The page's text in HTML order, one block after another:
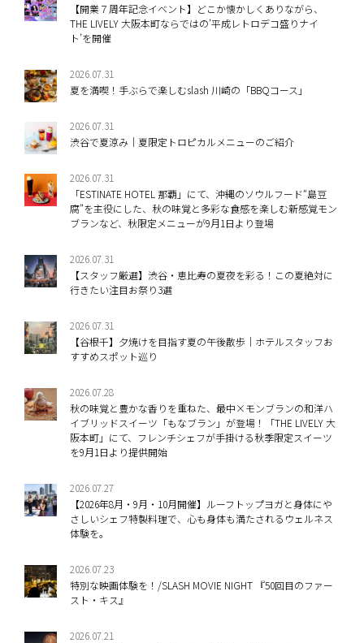
【開業７周年記念イベント】どこか懐かしくありながら、
THE LIVELY 大阪本町ならではの’平成レトロデコ盛りナイ
ト’を開催
2026.07.31
夏を満喫！手ぶらで楽しむslash 川崎の「BBQコース」
2026.07.31
渋谷で夏涼み｜夏限定トロピカルメニューのご紹介
2026.07.31
「ESTINATE HOTEL 那覇」にて、沖縄のソウルフード“島豆
腐”を主役にした、秋の味覚と多彩な食感を楽しむ新感覚モン
ブランなど、秋限定メニューが9月1日より登場
2026.07.31
【スタッフ厳選】渋谷・恵比寿の夏夜を彩る！この夏絶対に
行きたい注目お祭り3選
2026.07.31
【谷根千】夕焼けを目指す夏の午後散歩｜ホテルスタッフお
すすめスポット巡り
2026.07.28
秋の味覚と豊かな香りを重ねた、最中×モンブランの和洋ハ
イブリッドスイーツ「もなブラン」が登場！「THE LIVELY 大
阪本町」にて、フレンチシェフが手掛ける秋季限定スイーツ
を9月1日より提供開始
2026.07.27
【2026年8月・9月・10月開催】ルーフトップヨガと身体にや
さしいシェフ特製料理で、心も身体も満たされるウェルネス
体験を。
2026.07.23
特別な映画体験を！/SLASH MOVIE NIGHT 『50回目のファー
スト・キス』
2026.07.21